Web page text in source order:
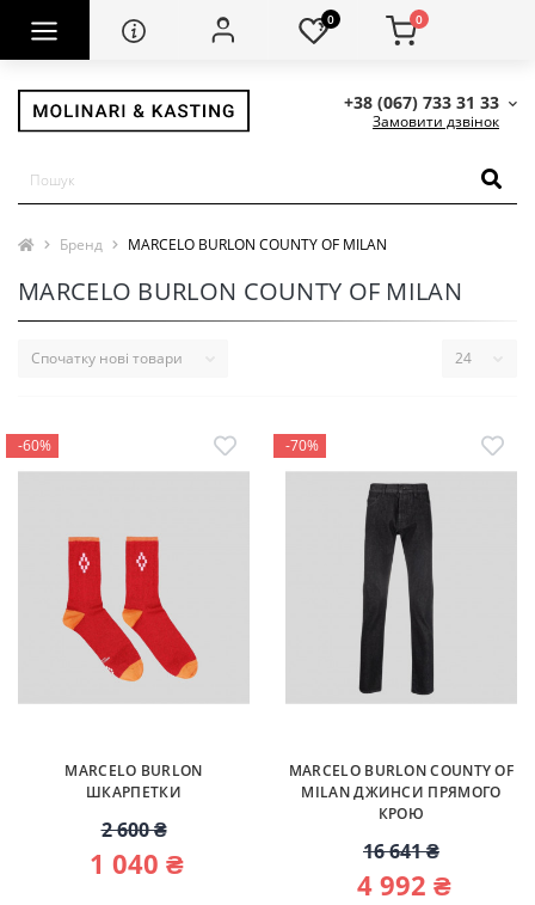
0 0
+38 (067) 733 31 33
Замовити дзвінок
Бренд MARCELO BURLON COUNTY OF MILAN
MARCELO BURLON COUNTY OF MILAN
-60%
MARCELO BURLON
ШКАРПЕТКИ
2 600 ₴
1 040 ₴
-70%
MARCELO BURLON COUNTY OF
MILAN ДЖИНСИ ПРЯМОГО
КРОЮ
16 641 ₴
4 992 ₴